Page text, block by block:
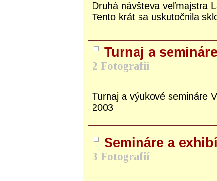
Druhá návšteva veľmajstra
Tento krát sa uskutočnila
Turnaj a
2 Fotografií
Turnaj a výukové semináre
2003
Semináre a
3 Fotografií